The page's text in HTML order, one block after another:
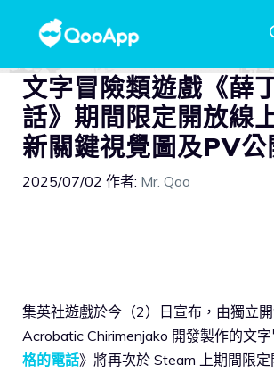
文字冒險類遊戲《薛
話》期間限定開放線
新關鍵視覺圖及PV公
2025/07/02 作者: Mr. Qoo
集英社遊戲於今（2）日宣布，由獨立
Acrobatic Chirimenjako 開發製作的文
格的電話》將再次於 Steam 上期間限